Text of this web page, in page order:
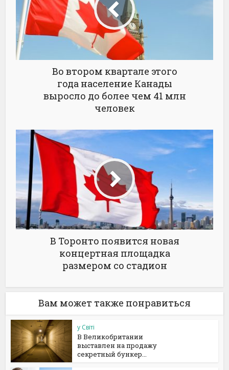
Во втором квартале этого
года население Канады
выросло до более чем 41 млн
человек
В Торонто появится новая
концертная площадка
размером со стадион
Вам может также понравиться
у Світі
В Великобритании
выставлен на продажу
секретный бункер...